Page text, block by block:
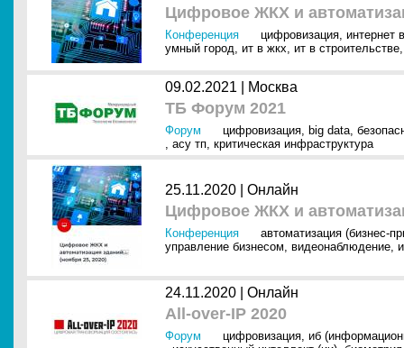
Цифровое ЖКХ и
Конференция цифровизация, интернет
умный город, ит в жкх, ит в строительстве
09.02.2021 | Москва
ТБ Форум 2021
Форум цифровизация, big data,
, асу тп, критическая инфраструктура
25.11.2020 | Онлайн
Цифровое ЖКХ и
Конференция
автоматизация (бизнес-
управление бизнесом, видеонаблюдение,
24.11.2020 | Онлайн
All-over-IP 2020
Форум цифровизация, иб